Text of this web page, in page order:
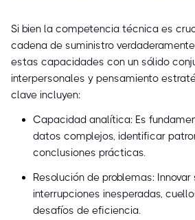
Si bien la competencia técnica es
cadena de suministro
estas capacidades con un sólido
interpersonales y pensamiento
clave incluyen:
Capacidad analítica: Es
datos complejos, identificar
conclusiones prácticas.
Resolución de problemas:
interrupciones inesperadas,
desafíos de eficiencia.